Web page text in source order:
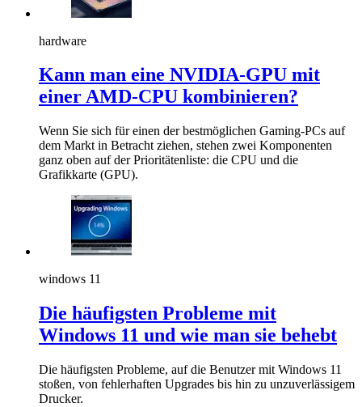
hardware
Kann man eine NVIDIA-GPU mit
einer AMD-CPU kombinieren?
Wenn Sie sich für einen der bestmöglichen Gaming-PCs auf
dem Markt in Betracht ziehen, stehen zwei Komponenten
ganz oben auf der Prioritätenliste: die CPU und die
Grafikkarte (GPU).
windows 11
Die häufigsten Probleme mit
Windows 11 und wie man sie behebt
Die häufigsten Probleme, auf die Benutzer mit Windows 11
stoßen, von fehlerhaften Upgrades bis hin zu unzuverlässigem
Drucker.